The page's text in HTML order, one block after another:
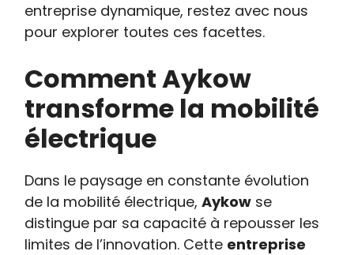
entreprise dynamique, restez avec nous
pour explorer toutes ces facettes.
Comment Aykow
transforme la mobilité
électrique
Dans le paysage en constante évolution
de la mobilité électrique,Aykow se
distingue par sa capacité à repousser les
limites de l’innovation. Cette entreprise